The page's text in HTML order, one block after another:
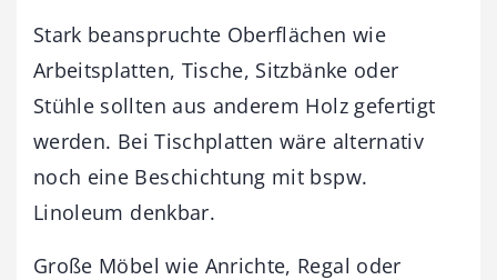
Stark beanspruchte Oberflächen wie
Arbeitsplatten, Tische, Sitzbänke oder
Stühle sollten aus anderem Holz gefertigt
werden. Bei Tischplatten wäre alternativ
noch eine Beschichtung mit bspw.
Linoleum denkbar.
Große Möbel wie Anrichte, Regal oder